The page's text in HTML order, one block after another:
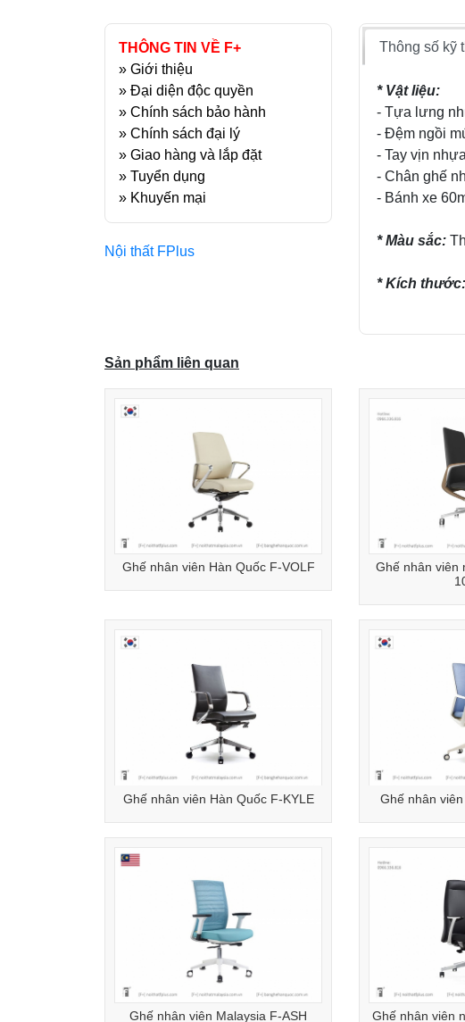
THÔNG TIN VỀ F+
» Giới thiệu
» Đại diện độc quyền
» Chính sách bảo hành
» Chính sách đại lý
» Giao hàng và lắp đặt
» Tuyển dụng
» Khuyến mại
Nội thất FPlus
Thông số kỹ
* Vật liệu:
- Tựa lưng
- Đệm ngồi
- Tay vịn
- Chân ghế
- Bánh xe
* Màu sắc:
* Kích thước:
Sản phẩm liên quan
Ghế nhân viên Hàn Quốc F-VOLF
Ghế nhân viên
Ghế nhân viên Hàn Quốc F-KYLE Ghế nhân
Ghế nhân viên Malaysia F-ASH Ghế nhân viên